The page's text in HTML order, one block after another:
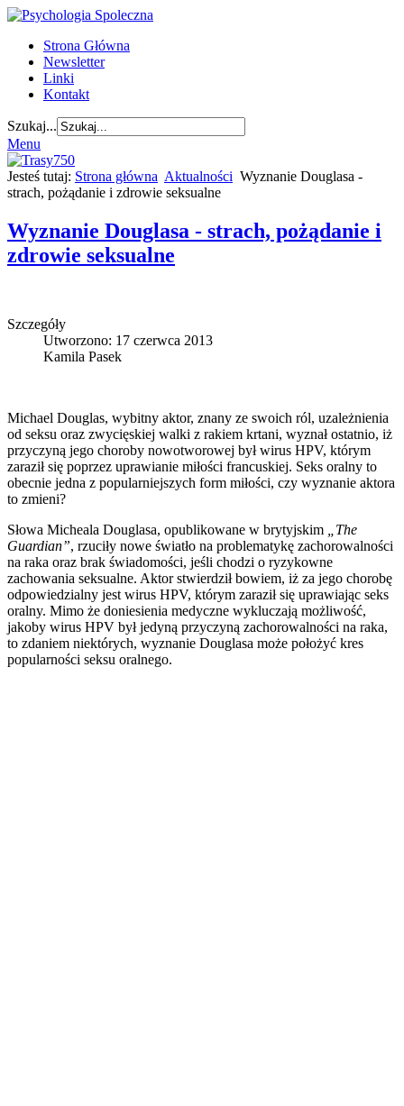
Strona Główna
Newsletter
Linki
Kontakt
Szukaj...
Menu
Jesteś tutaj: Strona główna Aktualności Wyznanie Douglasa -
strach, pożądanie i zdrowie seksualne
Wyznanie Douglasa - strach, pożądanie i
zdrowie seksualne
Szczegóły
Utworzono: 17 czerwca 2013
Kamila Pasek
Michael Douglas, wybitny aktor, znany ze swoich ról, uzależnienia
od seksu oraz zwycięskiej walki z rakiem krtani, wyznał ostatnio, iż
przyczyną jego choroby nowotworowej był wirus HPV, którym
zaraził się poprzez uprawianie miłości francuskiej. Seks oralny to
obecnie jedna z popularniejszych form miłości, czy wyznanie aktora
to zmieni?
Słowa Micheala Douglasa, opublikowane w brytyjskim
„The
Guardian”, rzuciły nowe światło na problematykę zachorowalności
na raka oraz brak świadomości, jeśli chodzi o ryzykowne
zachowania seksualne. Aktor stwierdził bowiem, iż za jego chorobę
odpowiedzialny jest wirus HPV, którym zaraził się uprawiając seks
oralny. Mimo że doniesienia medyczne wykluczają możliwość,
jakoby wirus HPV był jedyną przyczyną zachorowalności na raka,
to zdaniem niektórych, wyznanie Douglasa może położyć kres
popularności seksu oralnego.